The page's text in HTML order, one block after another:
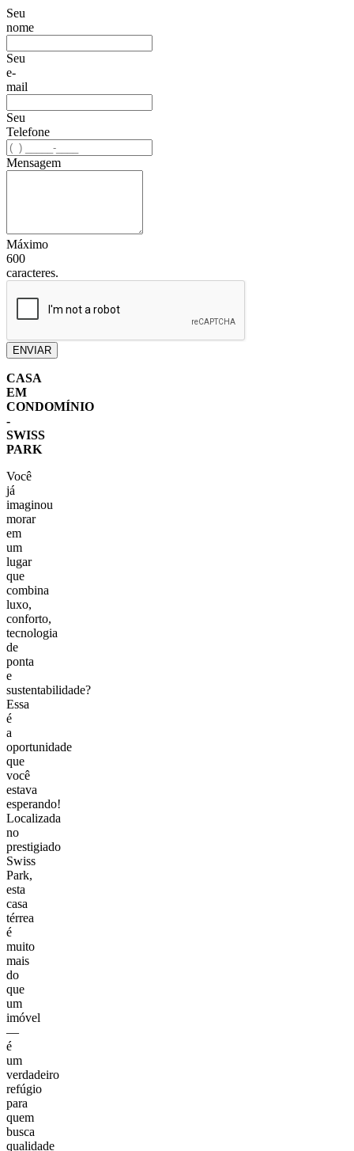
Seu
nome
Seu
e-
mail
Seu
Telefone
Mensagem
Máximo
600
caracteres.
ENVIAR
CASA
EM
CONDOMÍNIO
-
SWISS
PARK
Você
já
imaginou
morar
em
um
lugar
que
combina
luxo,
conforto,
tecnologia
de
ponta
e
sustentabilidade?
Essa
é
a
oportunidade
que
você
estava
esperando!
Localizada
no
prestigiado
Swiss
Park,
esta
casa
térrea
é
muito
mais
do
que
um
imóvel
—
é
um
verdadeiro
refúgio
para
quem
busca
qualidade